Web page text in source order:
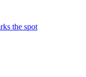
the spot